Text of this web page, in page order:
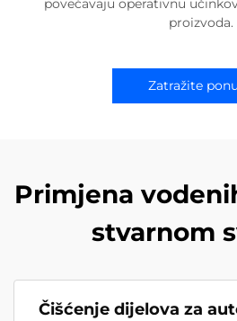
povećavaju operativnu
proizvoda.
Zatražite
Primjena
stvarnom
Čišćenje dijelova za